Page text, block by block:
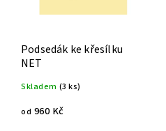
Podsedák ke křesílku
NET
Skladem (3 ks)
od 960 Kč